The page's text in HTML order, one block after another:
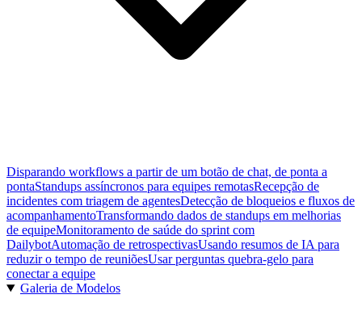
Disparando workflows a partir de um botão de chat, de ponta a
pontaStandups assíncronos para equipes remotasRecepção de
incidentes com triagem de agentesDetecção de bloqueios e fluxos de
acompanhamentoTransformando dados de standups em melhorias
de equipeMonitoramento de saúde do sprint com
DailybotAutomação de retrospectivasUsando resumos de IA para
reduzir o tempo de reuniõesUsar perguntas quebra-gelo para
conectar a equipe
Galeria de Modelos